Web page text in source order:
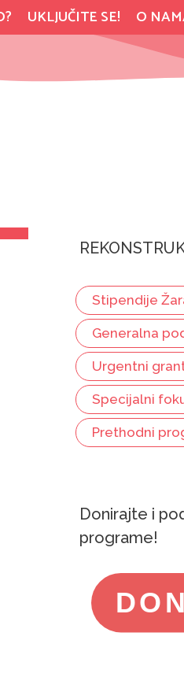
UKLJUČITE SE! O
Stipendije
Generalna
Urgentni
Specijalni
Prethodni
Donirajte i
programe!